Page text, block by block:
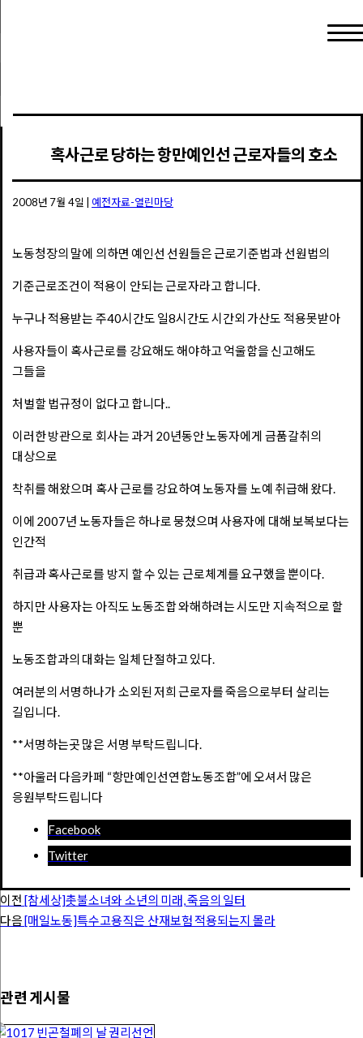
혹사근로 당하는 항만예인선 근로자들의 호소
2008년 7월 4일 | 예전자료-열린마당
노동청장의 말에 의하면 예인선 선원들은 근로기준법과 선원법의
기준근로조건이 적용이 안되는 근로자라고 합니다.
누구나 적용받는 주40시간도 일8시간도 시간외 가산도 적용못받아
사용자들이 혹사근로를 강요해도 해야하고 억울함을 신고해도
그들을
처벌할 법규정이 없다고 합니다..
이러한 방관으로 회사는 과거 20년동안 노동자에게 금품갈취의
대상으로
착취를 해왔으며 혹사 근로를 강요하여 노동자를 노예 취급해 왔다.
이에 2007년 노동자들은 하나로 뭉쳤으며 사용자에 대해 보복보다는
인간적
취급과 혹사근로를 방지 할 수 있는 근로체계를 요구했을 뿐이다.
하지만 사용자는 아직도 노동조합 와해하려는 시도만 지속적으로 할
뿐
노동조합과의 대화는 일체 단절하고 있다.
여러분의 서명하나가 소외된 저희 근로자를 죽음으로부터 살리는
길입니다.
**서명하는곳 많은 서명 부탁드립니다.
**아울러 다음카페 “항만예인선연합노동조합”에 오셔서 많은
응원부탁드립니다
Facebook
Twitter
이전 [참세상]촛불소녀와 소년의 미래, 죽음의 일터
다음[매일노동]특수고용직은 산재보험 적용되는지 몰라
관련 게시물